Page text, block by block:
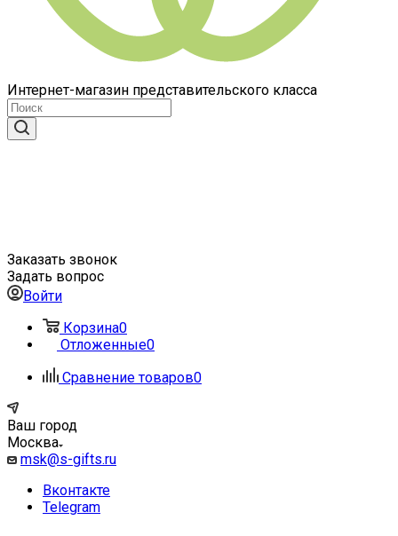
Интернет-магазин представительского класса
Заказать звонок
Задать вопрос
Войти
Корзина0
Отложенные0
Сравнение товаров0
Ваш город
Москва
msk@s-gifts.ru
Вконтакте
Telegram